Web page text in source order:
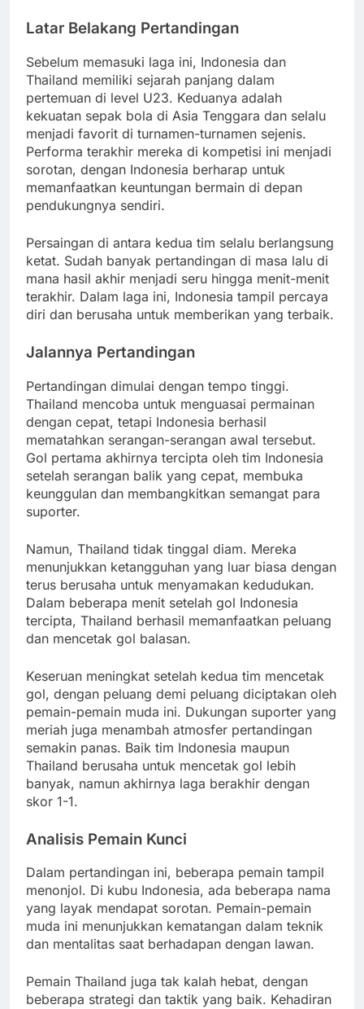
Latar Belakang Pertandingan
Sebelum memasuki laga ini, Indonesia dan
Thailand memiliki sejarah panjang dalam
pertemuan di level U23. Keduanya adalah
kekuatan sepak bola di Asia Tenggara dan selalu
menjadi favorit di turnamen-turnamen sejenis.
Performa terakhir mereka di kompetisi ini menjadi
sorotan, dengan Indonesia berharap untuk
memanfaatkan keuntungan bermain di depan
pendukungnya sendiri.
Persaingan di antara kedua tim selalu berlangsung
ketat. Sudah banyak pertandingan di masa lalu di
mana hasil akhir menjadi seru hingga menit-menit
terakhir. Dalam laga ini, Indonesia tampil percaya
diri dan berusaha untuk memberikan yang terbaik.
Jalannya Pertandingan
Pertandingan dimulai dengan tempo tinggi.
Thailand mencoba untuk menguasai permainan
dengan cepat, tetapi Indonesia berhasil
mematahkan serangan-serangan awal tersebut.
Gol pertama akhirnya tercipta oleh tim Indonesia
setelah serangan balik yang cepat, membuka
keunggulan dan membangkitkan semangat para
suporter.
Namun, Thailand tidak tinggal diam. Mereka
menunjukkan ketangguhan yang luar biasa dengan
terus berusaha untuk menyamakan kedudukan.
Dalam beberapa menit setelah gol Indonesia
tercipta, Thailand berhasil memanfaatkan peluang
dan mencetak gol balasan.
Keseruan meningkat setelah kedua tim mencetak
gol, dengan peluang demi peluang diciptakan oleh
pemain-pemain muda ini. Dukungan suporter yang
meriah juga menambah atmosfer pertandingan
semakin panas. Baik tim Indonesia maupun
Thailand berusaha untuk mencetak gol lebih
banyak, namun akhirnya laga berakhir dengan
skor 1-1.
Analisis Pemain Kunci
Dalam pertandingan ini, beberapa pemain tampil
menonjol. Di kubu Indonesia, ada beberapa nama
yang layak mendapat sorotan. Pemain-pemain
muda ini menunjukkan kematangan dalam teknik
dan mentalitas saat berhadapan dengan lawan.
Pemain Thailand juga tak kalah hebat, dengan
beberapa strategi dan taktik yang baik. Kehadiran